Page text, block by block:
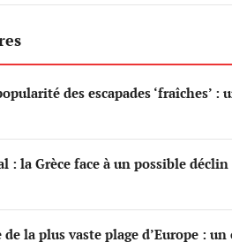
des escapades ‘fraîches’
: la Grèce face à un possible déclin
la plus vaste plage d’Europe :